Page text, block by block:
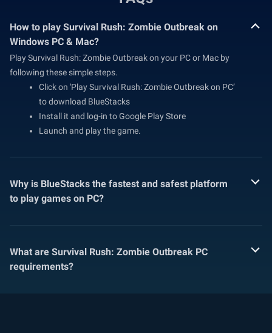
How to play Survival Rush: Zombie Outbreak on
Windows PC & Mac?
Play Survival Rush: Zombie Outbreak on your PC or Mac by
following these simple steps.
Click on 'Play Survival Rush: Zombie Outbreak on PC’
to download BlueStacks
Install it and log-in to Google Play Store
Launch and play the game.
Why is BlueStacks the fastest and safest platform
to play games on PC?
What are Survival Rush: Zombie Outbreak PC
requirements?